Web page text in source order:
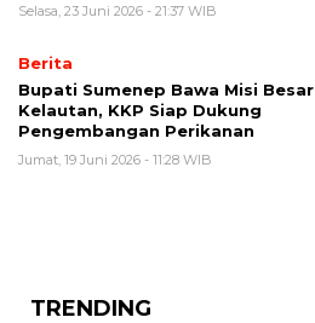
Selasa, 23 Juni 2026 - 21:37 WIB
Berita
Bupati Sumenep Bawa Misi Besar
Kelautan, KKP Siap Dukung
Pengembangan Perikanan
Jumat, 19 Juni 2026 - 11:28 WIB
TRENDING